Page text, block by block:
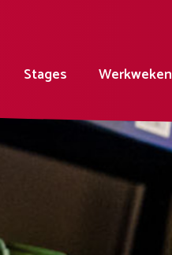
Stages Werkweken